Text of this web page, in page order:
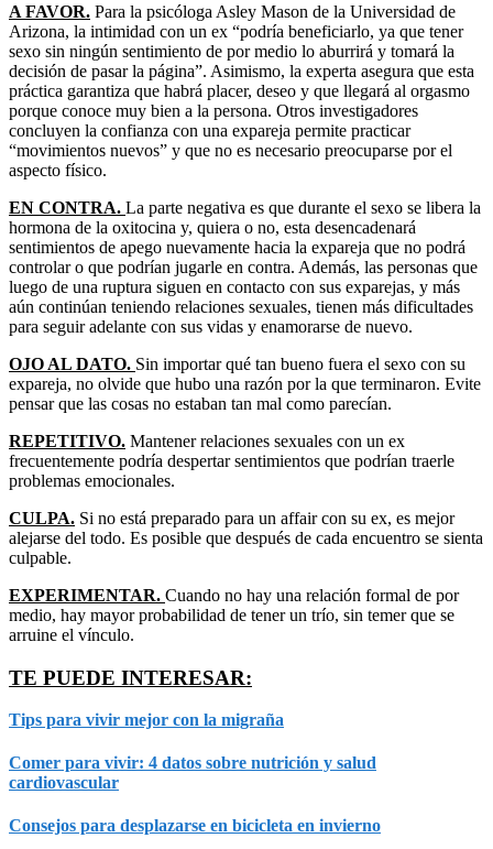
A FAVOR. Para la psicóloga Asley Mason de la Universidad de
Arizona, la intimidad con un ex “podría beneficiarlo, ya que tener
sexo sin ningún sentimiento de por medio lo aburrirá y tomará la
decisión de pasar la página”. Asimismo, la experta asegura que esta
práctica garantiza que habrá placer, deseo y que llegará al orgasmo
porque conoce muy bien a la persona. Otros investigadores
concluyen la confianza con una expareja permite practicar
“movimientos nuevos” y que no es necesario preocuparse por el
aspecto físico.
EN CONTRA. La parte negativa es que durante el sexo se libera la
hormona de la oxitocina y, quiera o no, esta desencadenará
sentimientos de apego nuevamente hacia la expareja que no podrá
controlar o que podrían jugarle en contra. Además, las personas que
luego de una ruptura siguen en contacto con sus exparejas, y más
aún continúan teniendo relaciones sexuales, tienen más dificultades
para seguir adelante con sus vidas y enamorarse de nuevo.
OJO AL DATO. Sin importar qué tan bueno fuera el sexo con su
expareja, no olvide que hubo una razón por la que terminaron. Evite
pensar que las cosas no estaban tan mal como parecían.
REPETITIVO. Mantener relaciones sexuales con un ex
frecuentemente podría despertar sentimientos que podrían traerle
problemas emocionales.
CULPA. Si no está preparado para un affair con su ex, es mejor
alejarse del todo. Es posible que después de cada encuentro se sienta
culpable.
EXPERIMENTAR. Cuando no hay una relación formal de por
medio, hay mayor probabilidad de tener un trío, sin temer que se
arruine el vínculo.
TE PUEDE INTERESAR:
Tips para vivir mejor con la migraña
Comer para vivir: 4 datos sobre nutrición y salud
cardiovascular
Consejos para desplazarse en bicicleta en invierno